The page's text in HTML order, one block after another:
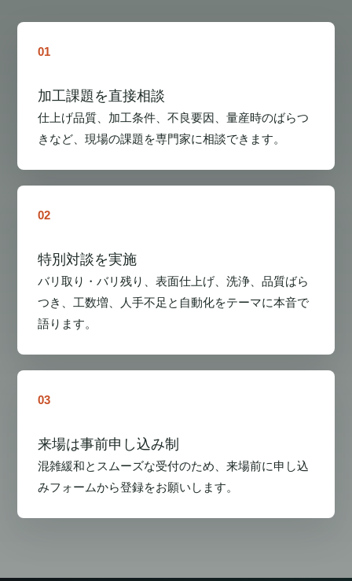
01
加工課題を直接相談
仕上げ品質、加工条件、不良要因、量産時のばらつ
きなど、現場の課題を専門家に相談できます。
02
特別対談を実施
バリ取り・バリ残り、表面仕上げ、洗浄、品質ばら
つき、工数増、人手不足と自動化をテーマに本音で
語ります。
03
来場は事前申し込み制
混雑緩和とスムーズな受付のため、来場前に申し込
みフォームから登録をお願いします。